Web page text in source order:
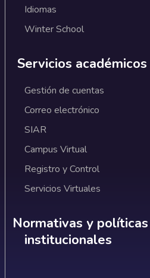
Idiomas
Winter School
Servicios académicos
Gestión de cuentas
Correo electrónico
SIAR
Campus Virtual
Registro y Control
Servicios Virtuales
Normativas y
Normativas y políticas
institucionales